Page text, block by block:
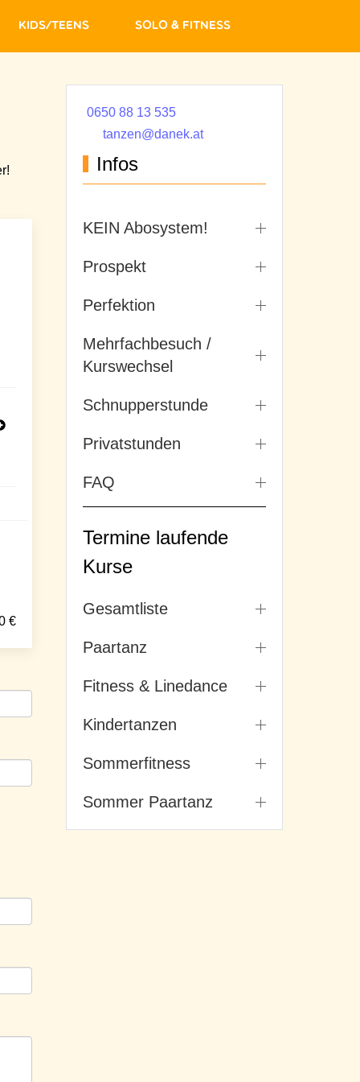
Kids/Teens Solo & Fitness
€
0650 88 13 535
tanzen@danek.at
Infos
KEIN Abosystem!
Prospekt
Perfektion
Mehrfachbesuch /
Kurswechsel
Schnupperstunde
Privatstunden
FAQ
Termine laufende
Kurse
Gesamtliste
Paartanz
Fitness & Linedance
Kindertanzen
Sommerfitness
Sommer Paartanz